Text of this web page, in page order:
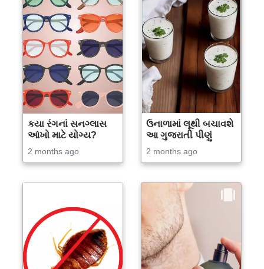
કયા રંગનાં સનગ્લાસ
આંખો માટે યોગ્ય?
2 months ago
ઉનાળામાં લૂથી બચાવશે
આ ગુજરાતી પીણું
2 months ago